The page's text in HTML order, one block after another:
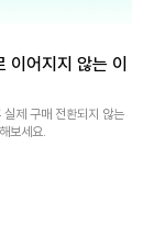
어지지 않는 이
제 구매 전환되지 않는
보세요.